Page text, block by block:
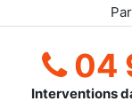
04
Interventions